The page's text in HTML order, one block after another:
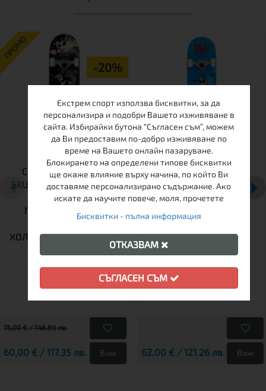
ПРОМО
-20%
СКЕЙТБОРД ENUFF
SKULLY HOLOGRAM MINI
7.25&QUOT; –
ПРОФЕСИОНАЛЕН
КОМПЛЕКТ С
ХОЛОГРАФЕН ДИЗАЙН И
75,00 € / 146.69 лв.
60,00 € / 117.35 лв. Виж
СКЕЙТБОРД ENUFF
SKULLY MINI COMPLETE
62,00 € / 121.26 лв. Виж
Екстрем спорт използва бисквитки, за да
персонализира и подобри Вашето изживяване в
сайта. Избирайки бутона “Съгласен съм”, можем
да Ви предоставим по-добро изживяване по
време на Вашето онлайн пазаруване.
Блокирането на определени типове бисквитки
ще окаже влияние върху начина, по който Ви
доставяме персонализирано съдържание. Ако
искате да научите повече, моля, прочетете
Бисквитки - пълна информация
ОТКАЗВАМ
СЪГЛАСЕН СЪМ